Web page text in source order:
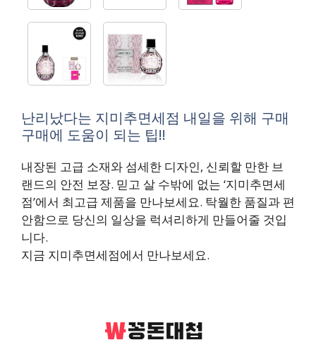
난리났다는 지미추면세점 내일을 위해 구매
구매에 도움이 되는 팁!!
내장된 고급 소재와 섬세한 디자인, 신뢰할 만한 브
랜드의 안전 보장. 믿고 살 수밖에 없는 ‘지미추면세
점’에서 최고급 제품을 만나보세요. 탁월한 품질과 편
안함으로 당신의 일상을 럭셔리하게 만들어줄 것입
니다.
지금 지미추면세점에서 만나보세요.